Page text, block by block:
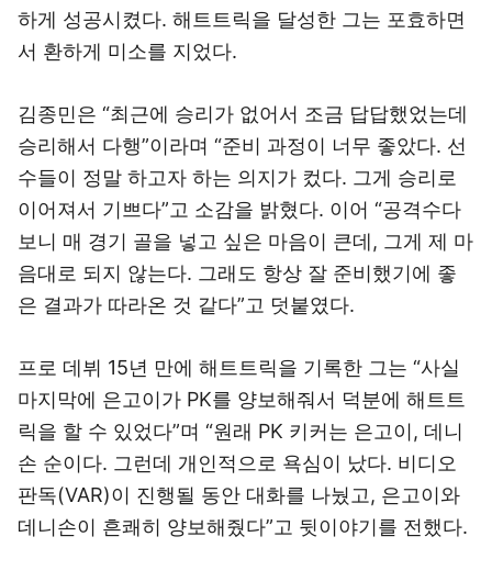
하게 성공시켰다. 해트트릭을 달성한 그는 포효하면
서 환하게 미소를 지었다.
김종민은 “최근에 승리가 없어서 조금 답답했었는데
승리해서 다행”이라며 “준비 과정이 너무 좋았다. 선
수들이 정말 하고자 하는 의지가 컸다. 그게 승리로
이어져서 기쁘다”고 소감을 밝혔다. 이어 “공격수다
보니 매 경기 골을 넣고 싶은 마음이 큰데, 그게 제 마
음대로 되지 않는다. 그래도 항상 잘 준비했기에 좋
은 결과가 따라온 것 같다”고 덧붙였다.
프로 데뷔 15년 만에 해트트릭을 기록한 그는 “사실
마지막에 은고이가 PK를 양보해줘서 덕분에 해트트
릭을 할 수 있었다”며 “원래 PK 키커는 은고이, 데니
손 순이다. 그런데 개인적으로 욕심이 났다. 비디오
판독(VAR)이 진행될 동안 대화를 나눴고, 은고이와
데니손이 흔쾌히 양보해줬다”고 뒷이야기를 전했다.